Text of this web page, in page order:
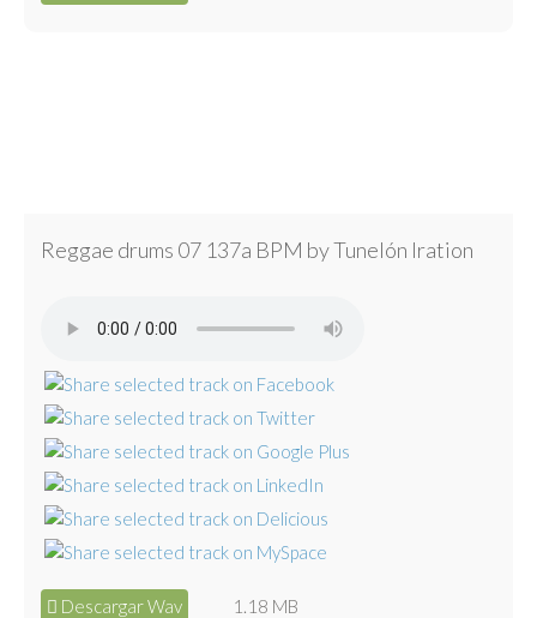
Reggae drums 07 137a BPM by Tunelón Iration
Descargar Wav 1.18 MB